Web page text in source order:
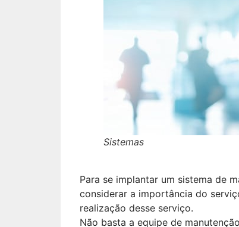
Sistemas
Para se implantar um sistema de
considerar a importância do
realização desse serviço.
Não basta a equipe de